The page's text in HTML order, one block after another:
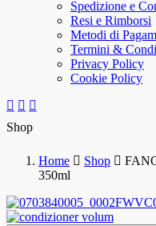
Spedizione e
Resi e Rimborsi
Metodi di
Termini &
Privacy Policy
Cookie Policy
Shop
Home Shop
350ml